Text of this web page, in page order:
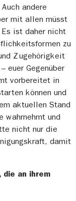
andere
mit allen müsst
Es ist daher nicht
zu
Zugehörigkeit
euer Gegenüber
vorbereitet in
können und
aktuellen Stand
wahrnehmt und
nicht nur die
damit
die an ihrem